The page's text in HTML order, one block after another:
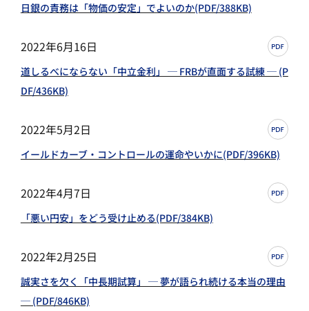
日銀の責務は「物価の安定」でよいのか(PDF/388KB)
2022年6月16日
道しるべにならない「中立金利」 ─ FRBが直面する試練 ─ (P
DF/436KB)
2022年5月2日
イールドカーブ・コントロールの運命やいかに(PDF/396KB)
2022年4月7日
「悪い円安」をどう受け止める(PDF/384KB)
2022年2月25日
誠実さを欠く「中長期試算」 ─ 夢が語られ続ける本当の理由
─ (PDF/846KB)